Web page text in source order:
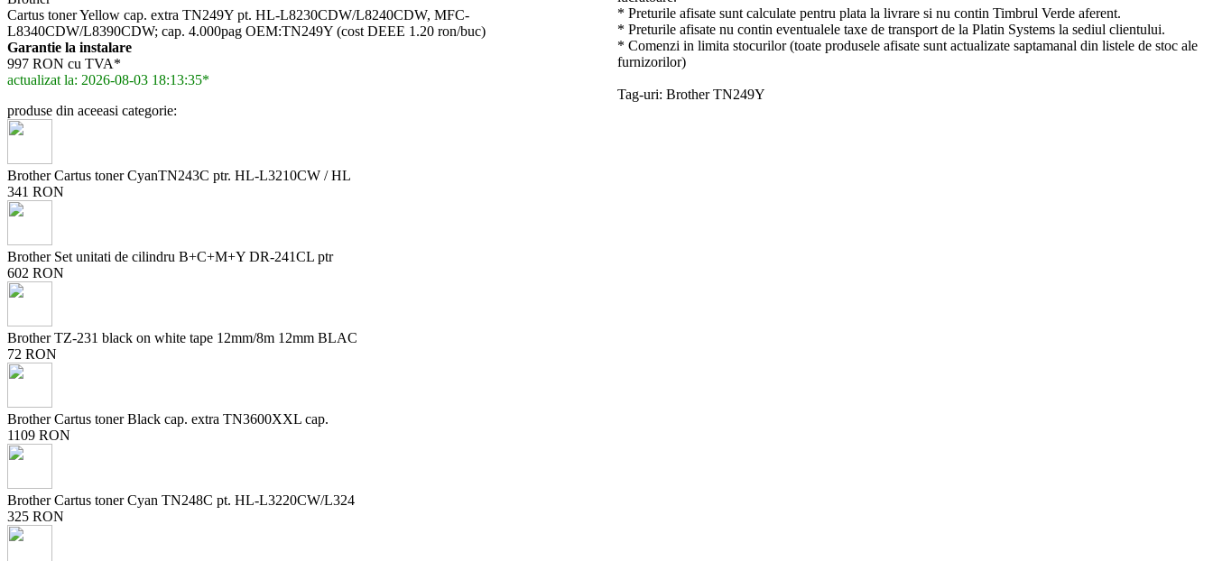
Cartus toner Yellow cap. extra TN249Y pt. HL-L8230CDW/L8240CDW, MFC-
L8340CDW/L8390CDW; cap. 4.000pag OEM:TN249Y (cost DEEE 1.20 ron/buc)
Garantie la instalare
997 RON cu TVA*
actualizat la: 2026-08-03 18:13:35*
* Preturile afisate sunt calculate pentru plata la livrare si nu contin Timbrul Verde aferent.
* Preturile afisate nu contin eventualele taxe de transport de la Platin Systems la sediul clientului.
* Comenzi in limita stocurilor (toate produsele afisate sunt actualizate saptamanal din listele de stoc ale
furnizorilor)
Tag-uri: Brother TN249Y
produse din aceeasi categorie:
Brother Cartus toner CyanTN243C ptr. HL-L3210CW / HL
341 RON
Brother Set unitati de cilindru B+C+M+Y DR-241CL ptr
602 RON
Brother TZ-231 black on white tape 12mm/8m 12mm BLAC
72 RON
Brother Cartus toner Black cap. extra TN3600XXL cap.
1109 RON
Brother Cartus toner Cyan TN248C pt. HL-L3220CW/L324
325 RON